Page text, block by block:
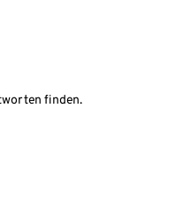
finden.